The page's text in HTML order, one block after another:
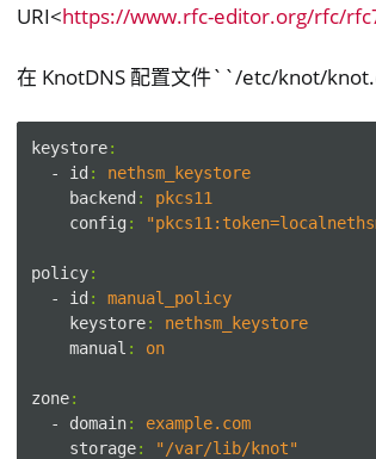
of Container
of Compatible Software
URI<https://www.rfc-editor.org/rfc/
在 KnotDNS 配置文件``/etc/knot/
keystore:
- id :
nethsm_keystore
backend :
pkcs11
config :
policy:
- id :
manual_policy
keystore:
nethsm_keystore
manual : on
zone:
- domain:
example.com
storage:
"/var/lib/knot"